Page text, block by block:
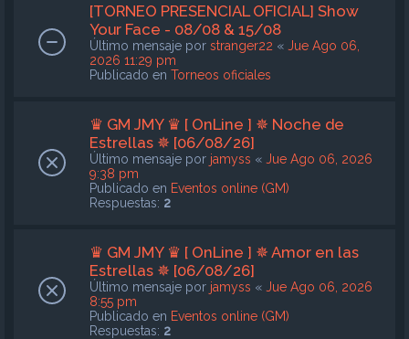
[TORNEO PRESENCIAL OFICIAL] Show
Your Face - 08/08 & 15/08
Último mensaje por stranger22 « Jue Ago 06,
2026 11:29 pm
Publicado en Torneos oficiales
♛ GM JMY ♛ [ OnLine ] ✵ Noche de
Estrellas ✵ [06/08/26]
Último mensaje por jamyss « Jue Ago 06, 2026
9:38 pm
Publicado en Eventos online (GM)
Respuestas: 2
♛ GM JMY ♛ [ OnLine ] ✵ Amor en las
Estrellas ✵ [06/08/26]
Último mensaje por jamyss « Jue Ago 06, 2026
8:55 pm
Publicado en Eventos online (GM)
Respuestas: 2